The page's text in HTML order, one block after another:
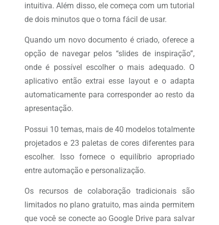
intuitiva. Além disso, ele começa com um tutorial
de dois minutos que o torna fácil de usar.
Quando um novo documento é criado, oferece a
opção de navegar pelos “slides de inspiração”,
onde é possível escolher o mais adequado. O
aplicativo então extrai esse layout e o adapta
automaticamente para corresponder ao resto da
apresentação.
Possui 10 temas, mais de 40 modelos totalmente
projetados e 23 paletas de cores diferentes para
escolher. Isso fornece o equilíbrio apropriado
entre automação e personalização.
Os recursos de colaboração tradicionais são
limitados no plano gratuito, mas ainda permitem
que você se conecte ao Google Drive para salvar